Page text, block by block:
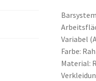
Variabel
Farbe:
Material: